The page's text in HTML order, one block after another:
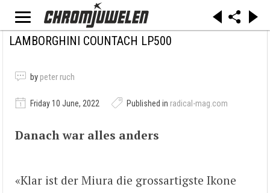
LAMBORGHINI COUNTACH LP500
by peter ruch
Friday 10 June, 2022 Published in radical-mag.com
Danach war alles anders
«Klar ist der Miura die grossartigste Ikone